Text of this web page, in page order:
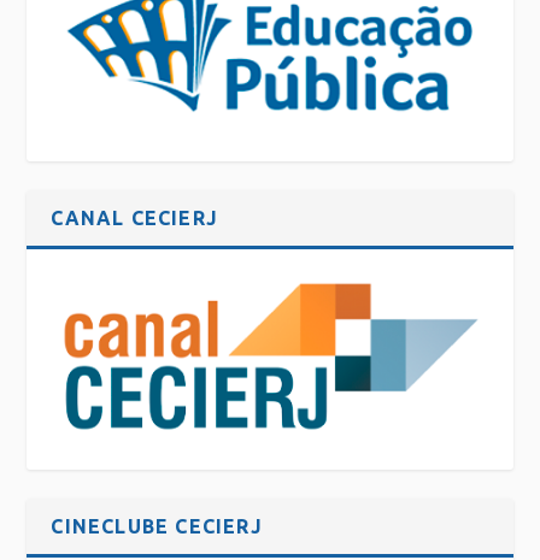
CANAL CECIERJ
CINECLUBE CECIERJ